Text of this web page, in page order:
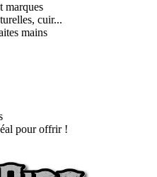
marques
cuir...
mains
pour offrir !